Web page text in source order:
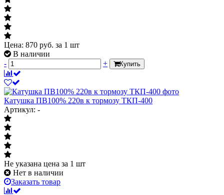
Цена: 870 руб. за 1 шт
В наличии
-
+ Купить
Катушка ПВ100% 220в к тормозу ТКП-400
Артикул: -
Не указана цена за 1 шт
Нет в наличии
Заказать товар